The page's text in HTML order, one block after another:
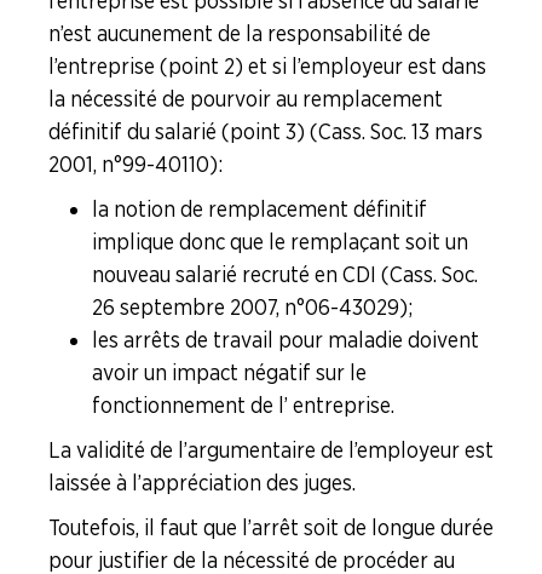
n’est aucunement de la responsabilité de
l’entreprise (point 2) et si l’employeur est dans
la nécessité de pourvoir au remplacement
définitif du salarié (point 3) (Cass. Soc. 13 mars
2001, n°99-40110) :
la notion de remplacement définitif
implique donc que le remplaçant soit un
nouveau salarié recruté en CDI (Cass. Soc.
26 septembre 2007, n°06-43029) ;
les arrêts de travail pour maladie doivent
avoir un impact négatif sur le
fonctionnement de l’ entreprise.
La validité de l’argumentaire de l’employeur est
laissée à l’appréciation des juges.
Toutefois, il faut que l’arrêt soit de longue durée
pour justifier de la nécessité de procéder au